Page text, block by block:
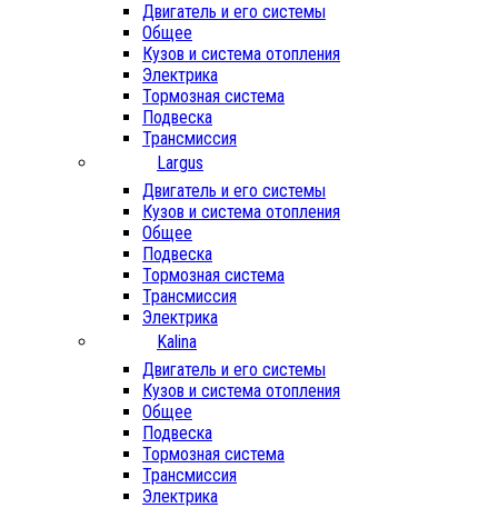
Двигатель и его системы
Общее
Кузов и система отопления
Электрика
Тормозная система
Подвеска
Трансмиссия
Largus
Двигатель и его системы
Кузов и система отопления
Общее
Подвеска
Тормозная система
Трансмиссия
Электрика
Kalina
Двигатель и его системы
Кузов и система отопления
Общее
Подвеска
Тормозная система
Трансмиссия
Электрика